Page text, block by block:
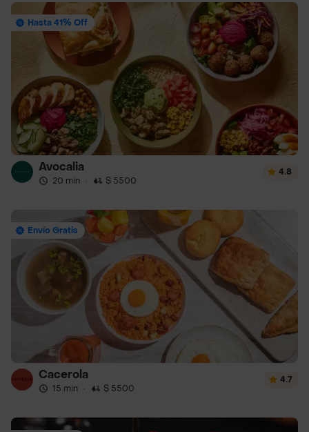
Hasta 41% Off
Avocalia
20 min · $ 5500
4.8
Envío Gratis
Cacerola
15 min · $ 5500
4.7